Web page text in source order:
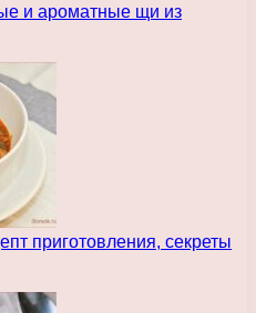
и ароматные щи из
приготовления, секреты